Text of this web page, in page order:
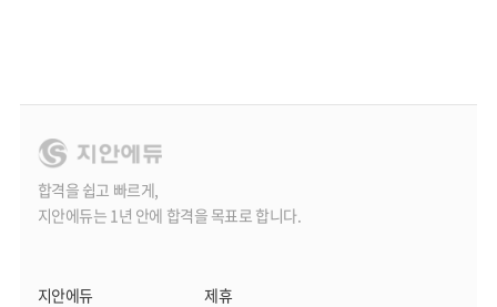
합격을 쉽고 빠르게,
지안에듀는 1년 안에 합격을 목표로 합니다.
지안에듀
제휴